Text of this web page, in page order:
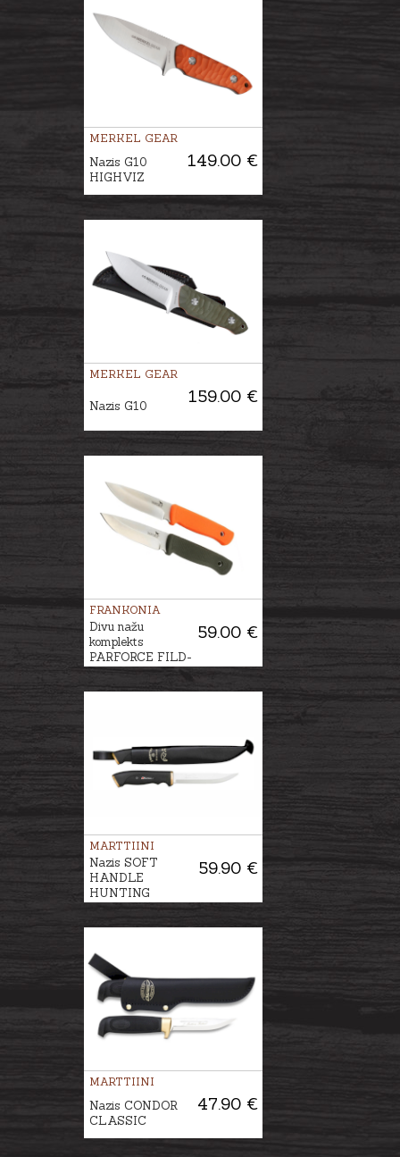
MERKEL GEAR
149.00 €
Nazis G10
HIGHVIZ
MERKEL GEAR
159.00 €
Nazis G10
FRANKONIA
59.00 €
Divu nažu
komplekts
PARFORCE FILD-
PRO
MARTTIINI
59.90 €
Nazis SOFT
HANDLE
HUNTING
MARTTIINI
47.90 €
Nazis CONDOR
CLASSIC